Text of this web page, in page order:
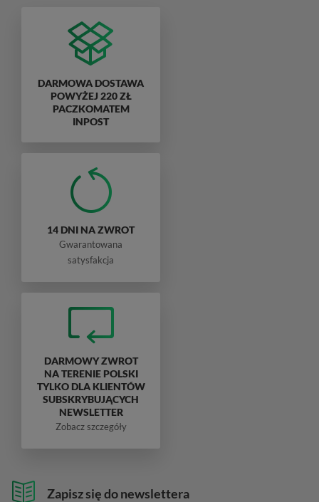
Zapisz się do newslettera
DARMOWA DOSTAWA
POWYŻEJ 220 ZŁ
PACZKOMATEM
INPOST
14 DNI NA ZWROT
Gwarantowana
satysfakcja
DARMOWY ZWROT
NA TERENIE POLSKI
TYLKO DLA KLIENTÓW
SUBSKRYBUJĄCYCH
NEWSLETTER
Zobacz szczegóły